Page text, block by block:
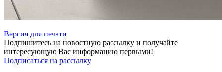
Версия для печати
Подпишитесь на новостную рассылку и получайте
интересующую Вас информацию первыми!
Подписаться на рассылку